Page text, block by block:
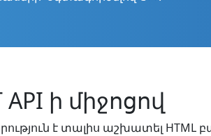
ի միջոցով
է տալիս աշխատել HTML